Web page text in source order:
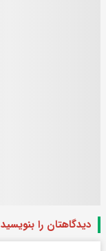
دیدگاهتان را بنویسید